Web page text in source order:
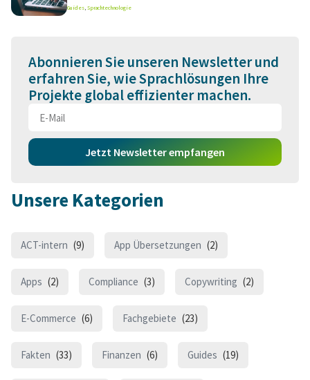
Guides, Sprachtechnologie
Abonnieren Sie unseren Newsletter und
erfahren Sie, wie Sprachlösungen Ihre
Projekte global effizienter machen.
Jetzt Newsletter empfangen
Unsere Kategorien
ACT-intern (9) App Übersetzungen (2)
Apps (2) Compliance (3) Copywriting (2)
E-Commerce (6) Fachgebiete (23)
Fakten (33) Finanzen (6) Guides (19)